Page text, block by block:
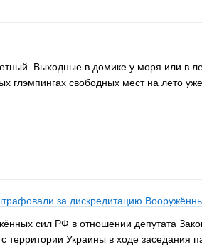
Выходные в домике у моря или в
глэмпингах свободных мест на лето
за дискредитацию
сил РФ в отношении депутата
Украины в ходе заседания